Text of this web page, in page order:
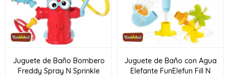
Juguete de Baño Bombero
Freddy Spray N Sprinkle
Juguete de Baño con Agua
Elefante FunElefun Fill N